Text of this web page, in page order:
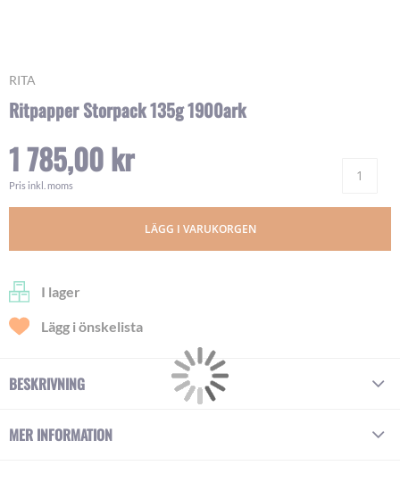
RITA
Ritpapper Storpack 135g 1900ark
1 785,00 kr
Pris inkl. moms
LÄGG I VARUKORGEN
I lager
Lägg i önskelista
Skip
the
of
images
BESKRIVNING
MER INFORMATION